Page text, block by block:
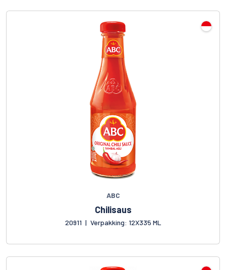
ABC
Chilisaus
20911 | Verpakking: 12X335 ML